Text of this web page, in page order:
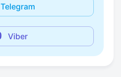
Telegram
Viber